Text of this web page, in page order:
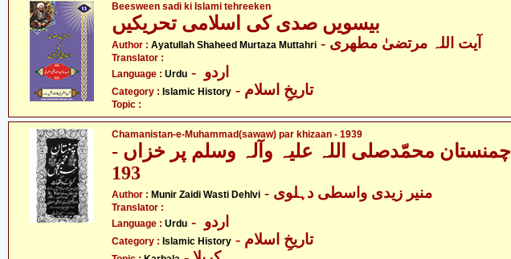
Beesween sadi ki Islami tehreeken
بیسویں صدی کی اسلامی تحریکیں
Author : Ayatullah Shaheed Murtaza Muttahri - آیت اللہ مرتضیٰ مطھری
Translator :
Language : Urdu
Category : Islamic History - تاریخِ اسلام
Topic :
Chamanistan-e-Muhammad(sawaw) par khizaan - 1939
چمنستان محمّدصلی اللہ علیہ وآلہ وسلم پر خزاں -
193
Author : Munir Zaidi Wasti Dehlvi - منیر زیدی واسطی دہلوی
Translator :
Language : Urdu
Category : Islamic History - تاریخِ اسلام